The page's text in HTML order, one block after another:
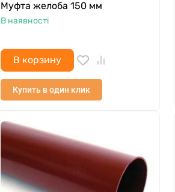
Муфта желоба 150 мм
В наявності
В корзину
Купить в один клик